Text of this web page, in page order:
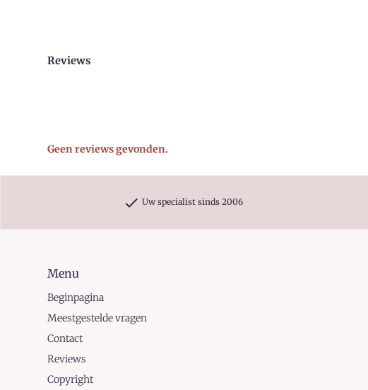
Reviews
Geen reviews gevonden.
check Uw specialist sinds 2006
Menu
Beginpagina
Meestgestelde vragen
Contact
Reviews
Copyright